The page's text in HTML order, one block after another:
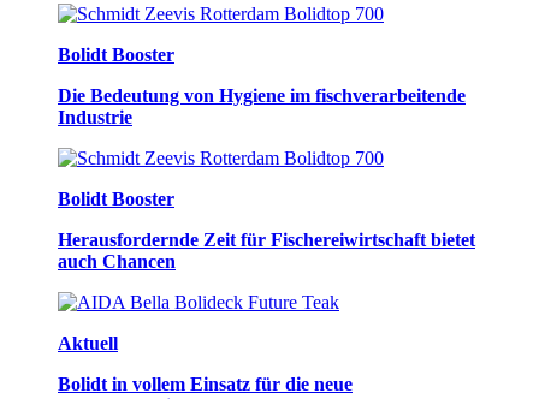
Bolidt Booster
Die Bedeutung von Hygiene im fischverarbeitende
Industrie
Bolidt Booster
Herausfordernde Zeit für Fischereiwirtschaft bietet
auch Chancen
Aktuell
Bolidt in vollem Einsatz für die neue